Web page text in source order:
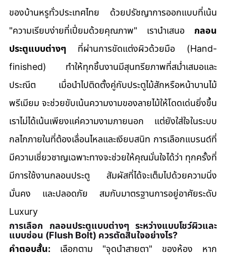
ของบ้านหรูทั่วประเทศไทย ด้วยปรัชญาการออกแบบที่เน้น
"ความเรียบง่ายที่เปี่ยมด้วยคุณภาพ" เรานำเสนอ กลอน
ประตูแบบต่างๆ ที่ผ่านการขัดแต่งผิวด้วยมือ (Hand-
finished) ทำให้ทุกชิ้นงานมีสุนทรียภาพที่สม่ำเสมอและ
ประณีต เมื่อนำไปติดตั้งคู่กับประตูไม้สักหรือหน้าบานไม้
พรีเมียม จะช่วยขับเน้นความงามของลายไม้ให้โดดเด่นยิ่งขึ้น
เราไม่ได้เน้นเพียงแค่ความงามภายนอก แต่ยังใส่ใจในระบบ
กลไกภายในที่ต้องเลื่อนไหลและเงียบสนิท การเลือกแบรนด์ที่
มีความเชี่ยวชาญเฉพาะทางจะช่วยให้คุณมั่นใจได้ว่า ทุกครั้งที่
มีการใช้งานกลอนประตู สัมผัสที่ได้จะเต็มไปด้วยความนิ่ง
มั่นคง และปลอดภัย สมกับมาตรฐานการอยู่อาศัยระดับ
Luxury
การเลือก กลอนประตูแบบต่างๆ ระหว่างแบบโชว์ผิวและ
แบบซ่อน (Flush Bolt) ควรตัดสินใจอย่างไร?
คำตอบสั้น: เลือกตาม "จุดนำสายตา" ของห้อง หาก